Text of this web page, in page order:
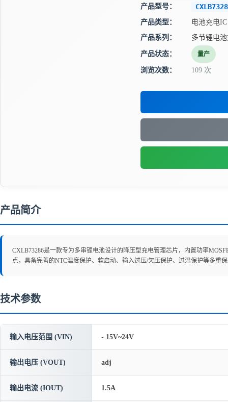
产品型号：
产品类型：
电池充电IC
产品系列：
多节锂电
产品状态： 量产
浏览次数： 109 次
产品简介
CXLB73286是一款专为多串锂电池设计的降压型充电管理芯片，内置功率
点，具备完善的NTC温度保护、软启动、输入过压/欠压保护、过温保护等多重
技术参数
输入电压范围 (VIN) - 15V~24V
输出电压 (VOUT) adj
输出电流 (IOUT) 1.5A